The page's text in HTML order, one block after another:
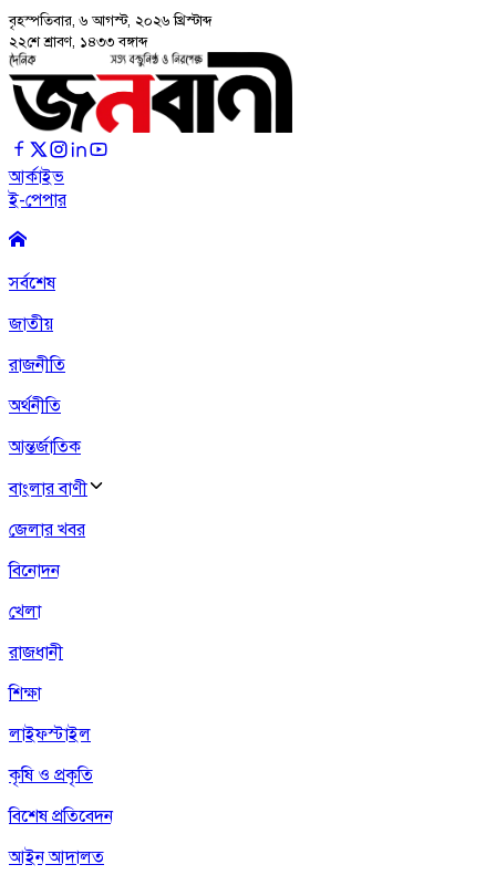
বৃহস্পতিবার, ৬ আগস্ট, ২০২৬ খ্রিস্টাব্দ
২২শে শ্রাবণ, ১৪৩৩ বঙ্গাব্দ
আর্কাইভ
ই-পেপার
সর্বশেষ
জাতীয়
রাজনীতি
অর্থনীতি
আন্তর্জাতিক
বাংলার বাণী
জেলার খবর
বিনোদন
খেলা
রাজধানী
শিক্ষা
লাইফস্টাইল
কৃষি ও প্রকৃতি
বিশেষ প্রতিবেদন
আইন আদালত